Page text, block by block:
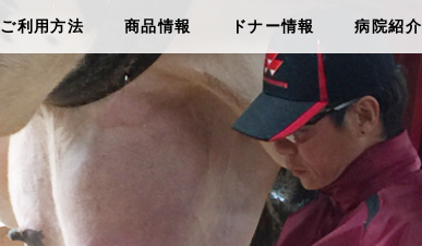
ご利用方法 商品情報 ドナー情報 病院紹介